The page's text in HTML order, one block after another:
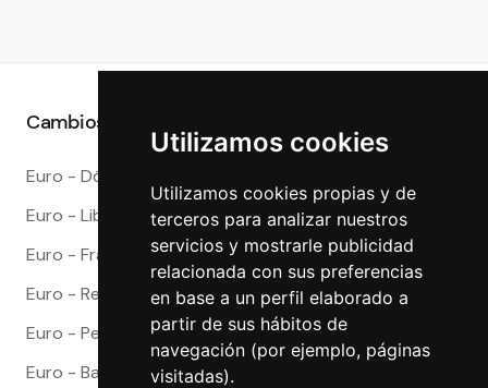
Utilizamos cookies
Utilizamos cookies propias y de
terceros para analizar nuestros
servicios y mostrarle publicidad
relacionada con sus preferencias
en base a un perfil elaborado a
partir de sus hábitos de
navegación (por ejemplo, páginas
visitadas).
Cambios destacados
Euro - Dólar Americano
Euro - Libra Esterlina
Euro - Franco Suizo
Euro - Real Brasileño
Euro - Peso Mexicano
Euro - Baht Tailandes